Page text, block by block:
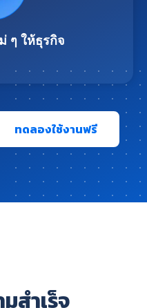
ๆ ให้ธุรกิจ
ทดลองใช้งานฟรี
สำเร็จ